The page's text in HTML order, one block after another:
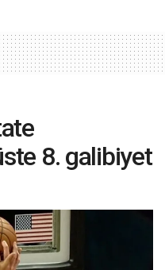
8. galibiyet